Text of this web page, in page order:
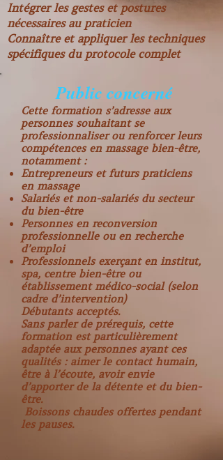
Intégrer les gestes et postures
nécessaires au praticien
Connaître et appliquer les techniques
spécifiques du protocole complet
Public concerné
Cette formation s’adresse aux
personnes souhaitant se
professionnaliser ou renforcer leurs
compétences en massage bien-être,
notamment :
Entrepreneurs et futurs praticiens
en massage
Salariés et non-salariés du secteur
du bien-être
Personnes en reconversion
professionnelle ou en recherche
d’emploi
Professionnels exerçant en institut,
spa, centre bien-être ou
établissement médico-social (selon
cadre d’intervention)
Débutants acceptés.
Sans parler de prérequis, cette
formation est particulièrement
adaptée aux personnes ayant ces
qualités : aimer le contact humain,
être à l’écoute, avoir envie
d’apporter de la détente et du bien-
être.
Boissons chaudes offertes pendant
les pauses.